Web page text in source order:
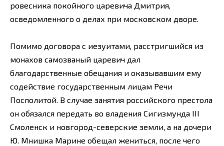
ровесника покойного царевича Дмитрия,
осведомленного о делах при московском дворе.
Помимо договора с иезуитами, расстригшийся из
монахов самозваный царевич дал
благодарственные обещания и оказывавшим ему
содействие государственным лицам Речи
Посполитой. В случае занятия российского престола
он обязался передать во владения Сигизмунда III
Смоленск и новгород-северские земли, а на дочери
Ю. Мнишка Марине обещал жениться, после чего